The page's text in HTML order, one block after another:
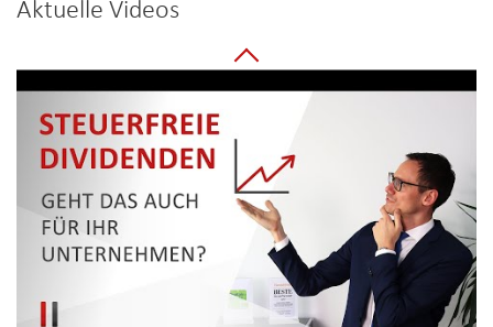
Aktuelle Videos